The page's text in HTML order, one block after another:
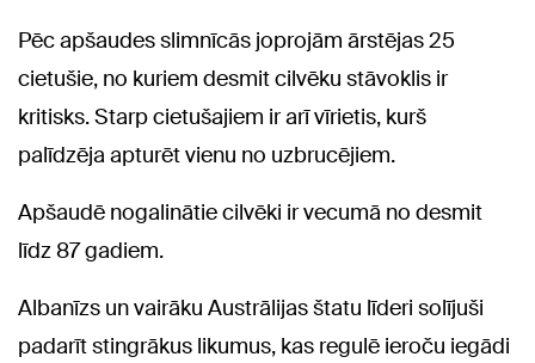
Pēc apšaudes slimnīcās joprojām ārstējas 25
cietušie, no kuriem desmit cilvēku stāvoklis ir
kritisks. Starp cietušajiem ir arī vīrietis, kurš
palīdzēja apturēt vienu no uzbrucējiem.
Apšaudē nogalinātie cilvēki ir vecumā no desmit
līdz 87 gadiem.
Albanīzs un vairāku Austrālijas štatu līderi solījuši
padarīt stingrākus likumus, kas regulē ieroču iegādi